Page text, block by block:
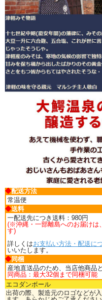
◆配送方法
常温便
◆送料
一配送先につき送料：980円
(※沖縄・一部離島へのお届けは
す)
詳しくはお支払い方法・配送に
いいたします。
◆同梱
産地直送品のため、当店他商品
同商品：最大32個まで同梱可能
エコダンボール
出荷の際、製造元のロゴなどが